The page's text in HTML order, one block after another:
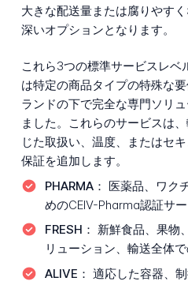
大きな配送量または腐りやす
深いオプションとなります。
これら3つの標準サービスレベ
は特定の商品タイプの特殊な
ランドの下で完全な専門ソリ
ました。これらのサービスは
じた取扱い、温度、またはセ
保証を追加します。
PHARMA： 医薬品、ワク
めのCEIV-Pharma認証サ
FRESH： 新鮮食品、果物
リューション、輸送全体
ALIVE： 適応した容器、